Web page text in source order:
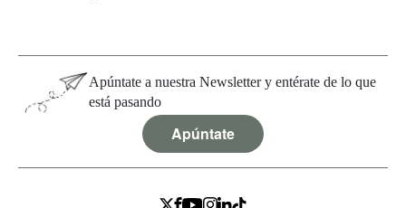
Apúntate a nuestra Newsletter y entérate de lo que
está pasando
Apúntate